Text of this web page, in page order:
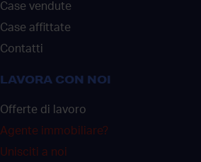
Case vendute
Case affittate
Contatti
LAVORA CON NOI
Offerte di lavoro
Agente immobiliare?
Unisciti a noi